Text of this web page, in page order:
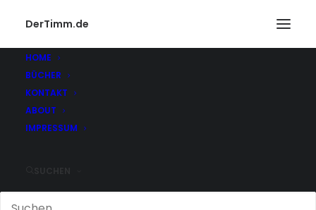
DerTimm.de
HOME
BÜCHER
KONTAKT
ABOUT
IMPRESSUM